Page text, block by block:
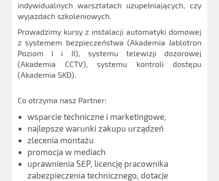
indywidualnych warsztatach uzupełniających, czy
wyjazdach szkoleniowych.
Prowadzimy kursy z instalacji automatyki domowej
z systemem bezpieczeństwa (Akademia Jablotron
Poziom I i II), systemu telewizji dozorowej
(Akademia CCTV), systemu kontroli dostępu
(Akademia SKD).
Co otrzyma nasz Partner:
wsparcie techniczne i marketingowe,
najlepsze warunki zakupu urządzeń
zlecenia montażu
promocja w mediach
uprawnienia SEP, licencję pracownika
zabezpieczenia technicznego, dotacje